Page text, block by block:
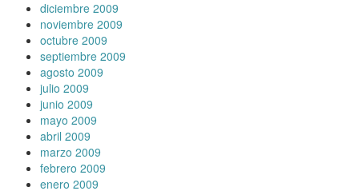
diciembre 2009
noviembre 2009
octubre 2009
septiembre 2009
agosto 2009
julio 2009
junio 2009
mayo 2009
abril 2009
marzo 2009
febrero 2009
enero 2009